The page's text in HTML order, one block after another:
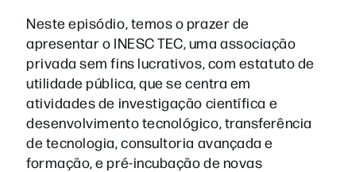
Neste episódio, temos o prazer de
apresentar o INESC TEC, uma associação
privada sem fins lucrativos, com estatuto de
utilidade pública, que se centra em
atividades de investigação científica e
desenvolvimento tecnológico, transferência
de tecnologia, consultoria avançada e
formação, e pré-incubação de novas